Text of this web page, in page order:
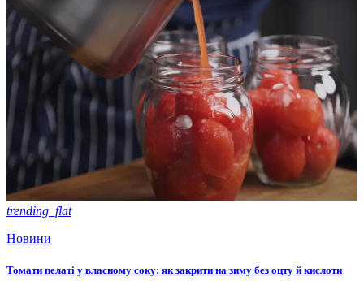
trending_flat
Новини
Томати пелаті у власному соку: як закрити на зиму без оцту й кислоти